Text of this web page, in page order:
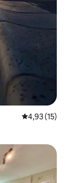
Gemiddelde
4,93 (15)